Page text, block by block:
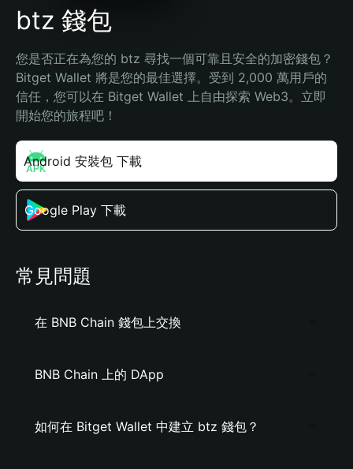
btz 錢包
您是否正在為您的 btz 尋找一個可靠且安全的加密錢包？
Bitget Wallet 將是您的最佳選擇。受到 2,000 萬用戶的
信任，您可以在 Bitget Wallet 上自由探索 Web3。立即
開始您的旅程吧！
Android 安裝包 下載
Google Play 下載
常見問題
在 BNB Chain 錢包上交換
BNB Chain 上的 DApp
如何在 Bitget Wallet 中建立 btz 錢包？